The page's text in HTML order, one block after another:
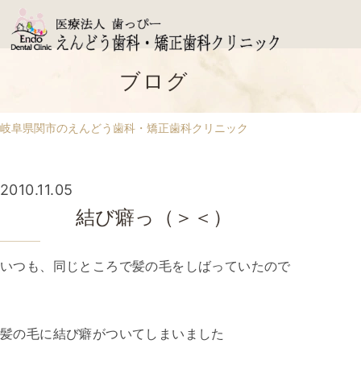
ブログ
岐阜県関市のえんどう歯科・矯正歯科クリニック
結び癖っ（＞＜）
2010.11.05
いつも、同じところで髪の毛をしばっていたので
髪の毛に結び癖がついてしまいました